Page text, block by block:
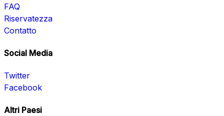
FAQ
Riservatezza
Contatto
Social Media
Twitter
Facebook
Altri Paesi